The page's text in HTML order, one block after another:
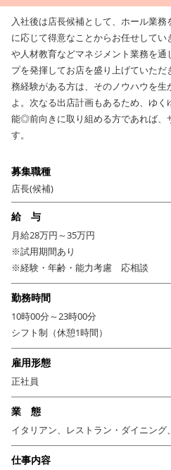
今回はお店を牽引してくれる店長候補
の経験者は優遇します。将来の独立・
目標を持ったスタッフが在籍しており
ャレンジできる環境です◎
◆◇多角的な事業展開で、安定
母体の株式会社ビケンテクノは総合ビ
5月に発足し、清掃・設備管理をメイン
としてサルヴァトーレを手掛けており
上のみに依存しない安定性を誇ります
るため、新たなポジションも狙いやす
にもどんどんお店を任せていくので、
また、昇給賞与・食事補助・月8日休
社です。
入社後は店長候補として、ホール業
に応じて得意なことからお任せして
や人材教育などマネジメント業務を
プを発揮してお店を盛り上げていた
務経験がある方は、そのノウハウを
よ。次なる出店計画もあるため、ゆ
能◎前向きに取り組める方であれば、
す。
募集職種
店長(候補)
給 与
月給28万円～35万円
※試用期間あり
※経験・年齢・能力考慮 応相談
勤務時間
10時00分～23時00分
シフト制（休憩1時間）
雇用形態
正社員
業 態
イタリアン、レストラン・ダイニング
仕事内容